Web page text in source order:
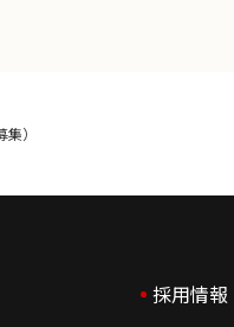
）
採用情報